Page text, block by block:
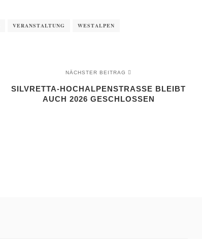
VERANSTALTUNG WESTALPEN
NÄCHSTER BEITRAG
SILVRETTA-HOCHALPENSTRASSE BLEIBT A
UCH 2026 GESCHLOSSEN